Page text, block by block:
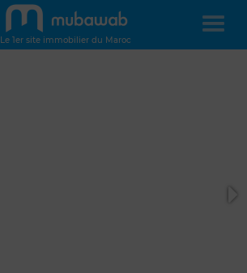
Le 1er site immobilier du Maroc